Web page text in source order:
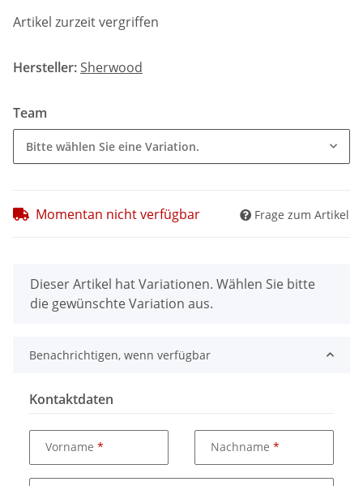
Artikel zurzeit vergriffen
Hersteller: Sherwood
Team
Bitte wählen Sie eine Variation.
Momentan nicht verfügbar Frage zum Artikel
x
Dieser Artikel hat Variationen. Wählen Sie bitte
die gewünschte Variation aus.
Benachrichtigen, wenn verfügbar
Kontaktdaten
Vorname Nachname